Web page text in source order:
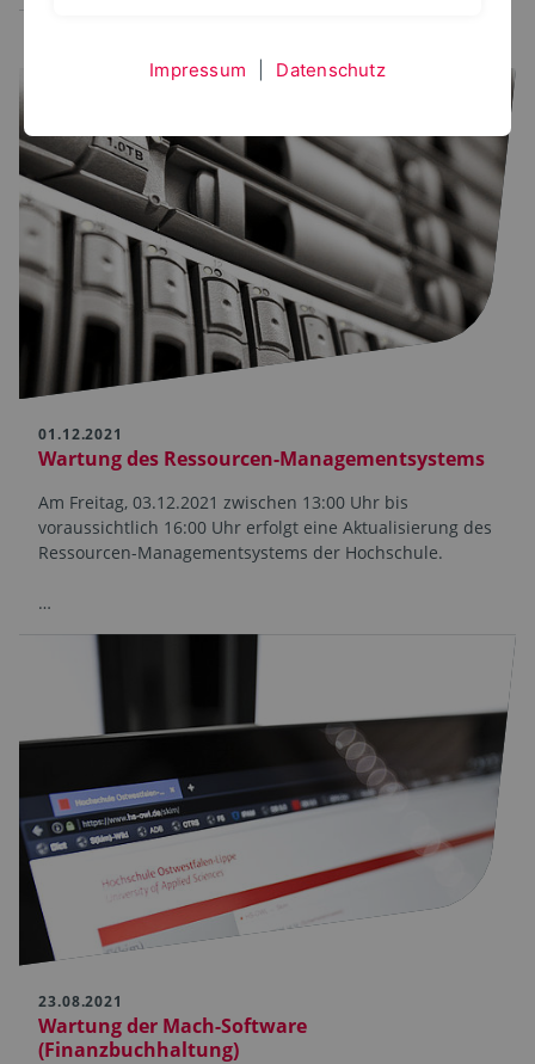
01.12.2021
Wartung des Ressourcen-Managementsystems
Am Freitag, 03.12.2021 zwischen 13:00 Uhr bis
voraussichtlich 16:00 Uhr erfolgt eine Aktualisierung des
Ressourcen-Managementsystems der Hochschule.
…
23.08.2021
Wartung der Mach-Software
(Finanzbuchhaltung)
Impressum Datenschutz